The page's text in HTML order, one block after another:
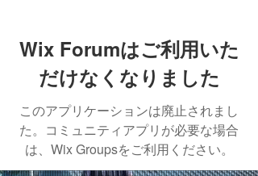
Wix Forumはご利用いた
だけなくなりました
このアプリケーションは廃止されまし
た。コミュニティアプリが必要な場合
は、Wix Groupsをご利用ください。